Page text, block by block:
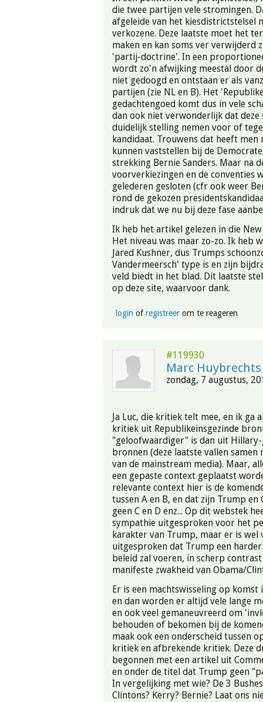
die twee partijen vele stromingen.
afgeleide van het kiesdistrictstelsel
verkozene. Deze laatste moet het
maken en kan soms ver verwijderd
'partij-doctrine'. In een
wordt zo'n afwijking meestal door
niet gedoogd en ontstaan er als
partijen (zie NL en B). Het
gedachtengoed komt dus in vele
dan ook niet verwonderlijk dat deze
duidelijk stelling nemen voor of
kandidaat. Trouwens dat heeft men
kunnen vaststellen bij de
strekking Bernie Sanders. Maar na
voorverkiezingen en de conventies
gelederen gesloten (cfr ook weer
rond de gekozen
indruk dat we nu bij deze fase
Ik heb het artikel gelezen in die
Het niveau was maar zo-zo. Ik heb
Jared Kushner, dus Trumps
Vandermeersch' type is en zijn
veld biedt in het blad. Dit laatste
op deze site, waarvoor dank.
login ofregistreerom te reageren
#119930
Marc Huybrechts
zondag, 7 augustus,
Ja Luc, die kritiek telt mee, en ik ga
kritiek uit Republikeinsgezinde
"geloofwaardiger" is dan uit Hillary-
bronnen (deze laatste vallen
van de mainstream media). Maar,
een gepaste context geplaatst
relevante context hier is de
tussen A en B, en dat zijn Trump en
geen C en D enz... Op dit webstek
sympathie uitgesproken voor het
karakter van Trump, maar er is wel
uitgesproken dat Trump een
beleid zal voeren, in scherp
manifeste zwakheid van Obama/
Er is een machtswisseling op komst
en dan worden er altijd vele lange
en ook veel gemaneuvreerd om
behouden of bekomen bij de
maak ook een onderscheid tussen
kritiek en afbrekende kritiek. Deze
begonnen met een artikel uit
en onder de titel dat Trump geen
In vergelijking met wie? De 3
Clintons? Kerry? Bernie? Laat ons